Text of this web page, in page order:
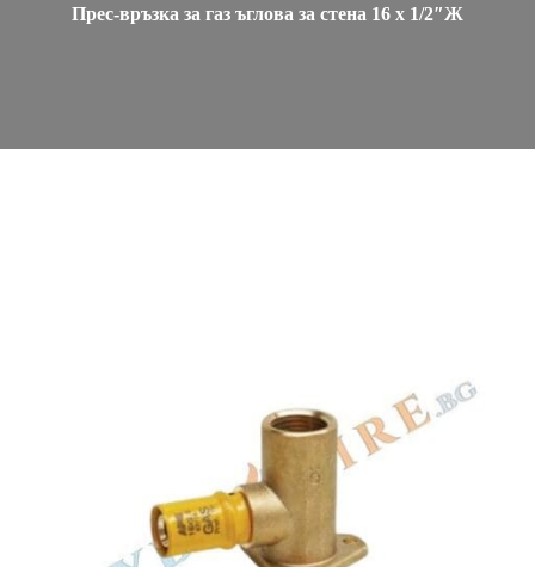
Прес-връзка за газ ъглова за стена 16 x 1/2″Ж